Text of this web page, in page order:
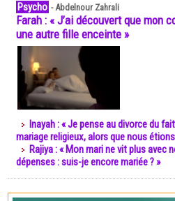
Psycho -Abdelnour Zahrali
Farah : « J’ai découvert que mon
une autre fille enceinte »
Inayah : « Je pense au divorce du
mariage religieux, alors que nous
Rajiya : « Mon mari ne vit plus avec
dépenses : suis-je encore mariée ? »